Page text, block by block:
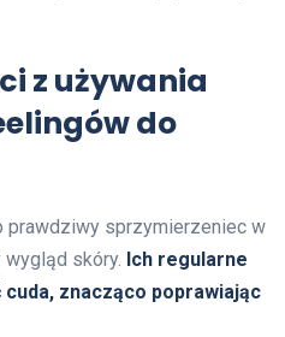
z używania
do
prawdziwy sprzymierzeniec w
skóry. Ich regularne
znacząco poprawiając